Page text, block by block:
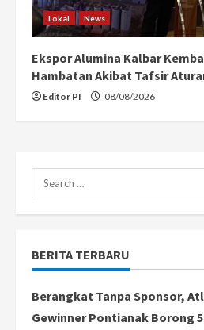
Lokal News
Ekspor Alumina Kalbar
Hambatan Akibat Tafsir
Editor PI 08/08/2026
Search
for:
BERITA TERBARU
Berangkat Tanpa Sponsor,
Gewinner Pontianak Borong 5